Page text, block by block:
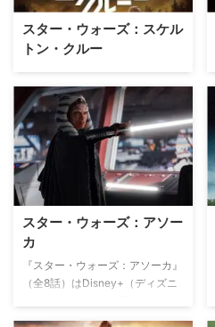
スター・ウォーズ：スケル
トン・クルー
スター・ウォーズ：アソー
カ
『スター・ウォーズ：アソーカ』
（全8話）はDisney+（ディズニ
『スター・ウォーズ：アソーカ』